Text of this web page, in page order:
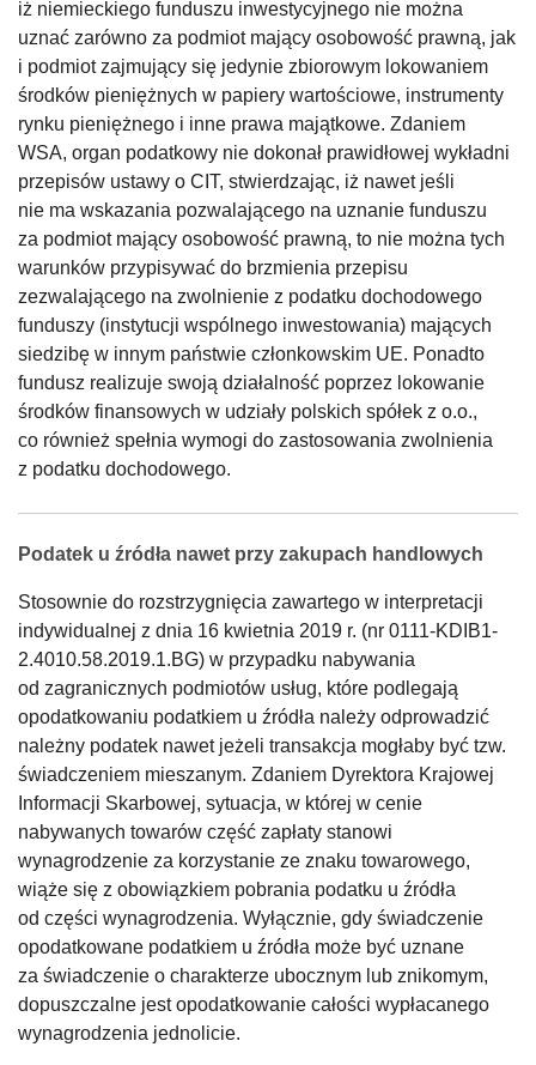
iż niemieckiego funduszu inwestycyjnego nie można
uznać zarówno za podmiot mający osobowość prawną, jak
i podmiot zajmujący się jedynie zbiorowym lokowaniem
środków pieniężnych w papiery wartościowe, instrumenty
rynku pieniężnego i inne prawa majątkowe. Zdaniem
WSA, organ podatkowy nie dokonał prawidłowej wykładni
przepisów ustawy o CIT, stwierdzając, iż nawet jeśli
nie ma wskazania pozwalającego na uznanie funduszu
za podmiot mający osobowość prawną, to nie można tych
warunków przypisywać do brzmienia przepisu
zezwalającego na zwolnienie z podatku dochodowego
funduszy (instytucji wspólnego inwestowania) mających
siedzibę w innym państwie członkowskim UE. Ponadto
fundusz realizuje swoją działalność poprzez lokowanie
środków finansowych w udziały polskich spółek z o.o.,
co również spełnia wymogi do zastosowania zwolnienia
z podatku dochodowego.
Podatek u źródła nawet przy zakupach handlowych
Stosownie do rozstrzygnięcia zawartego w interpretacji
indywidualnej z dnia 16 kwietnia 2019 r. (nr 0111-KDIB1-
2.4010.58.2019.1.BG) w przypadku nabywania
od zagranicznych podmiotów usług, które podlegają
opodatkowaniu podatkiem u źródła należy odprowadzić
należny podatek nawet jeżeli transakcja mogłaby być tzw.
świadczeniem mieszanym. Zdaniem Dyrektora Krajowej
Informacji Skarbowej, sytuacja, w której w cenie
nabywanych towarów część zapłaty stanowi
wynagrodzenie za korzystanie ze znaku towarowego,
wiąże się z obowiązkiem pobrania podatku u źródła
od części wynagrodzenia. Wyłącznie, gdy świadczenie
opodatkowane podatkiem u źródła może być uznane
za świadczenie o charakterze ubocznym lub znikomym,
dopuszczalne jest opodatkowanie całości wypłacanego
wynagrodzenia jednolicie.